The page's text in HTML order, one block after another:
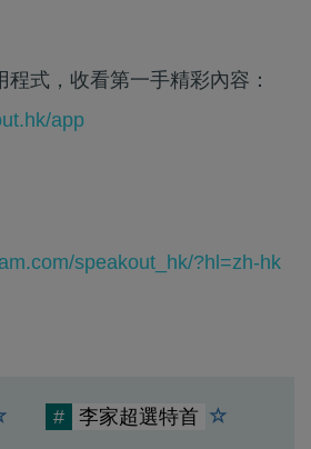
式，收看第一手精彩內容：
app
speakout_hk/?hl=zh-hk
# 李家超選特首